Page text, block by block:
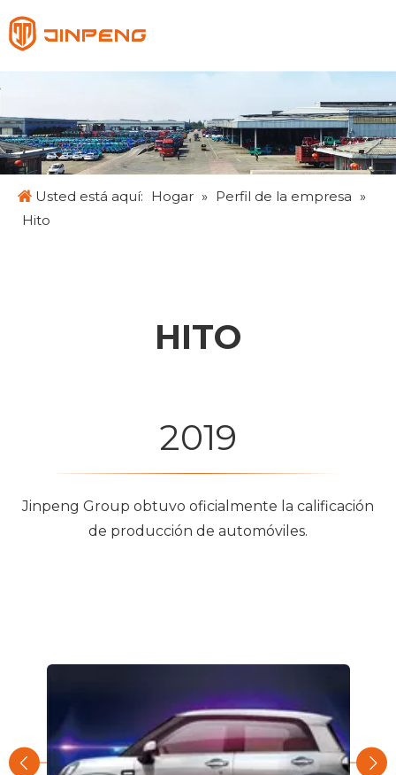
Pусский
Usted está aquí: Hogar » Perfil de la empresa »
Hito
HITO
2019
Jinpeng Group obtuvo oficialmente la calificación
de producción de automóviles.